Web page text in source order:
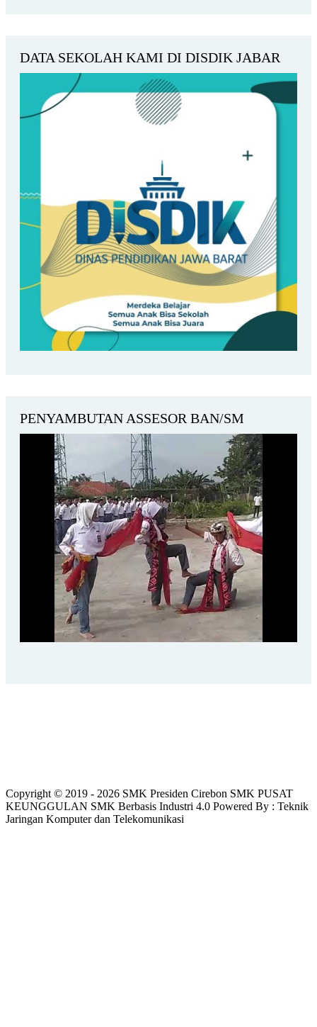
DATA SEKOLAH KAMI DI DISDIK JABAR
PENYAMBUTAN ASSESOR BAN/SM
Copyright © 2019 - 2026 SMK Presiden Cirebon SMK PUSAT
KEUNGGULAN SMK Berbasis Industri 4.0 Powered By : Teknik
Jaringan Komputer dan Telekomunikasi